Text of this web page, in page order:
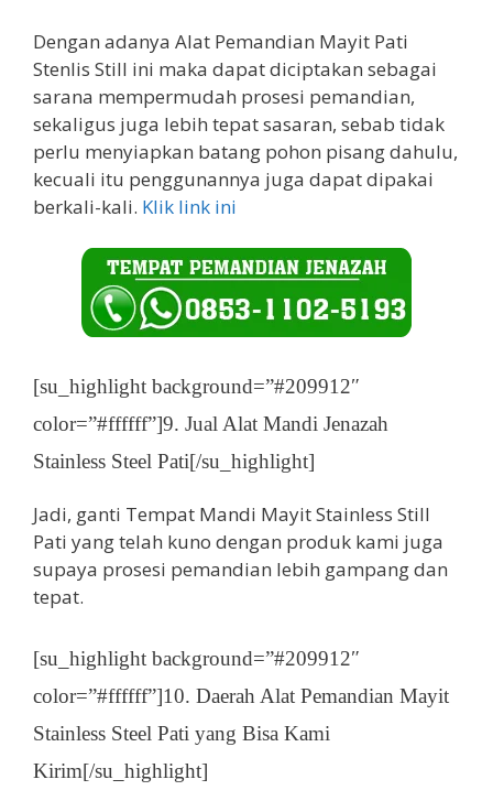
Dengan adanya Alat Pemandian Mayit Pati
Stenlis Still ini maka dapat diciptakan sebagai
sarana mempermudah prosesi pemandian,
sekaligus juga lebih tepat sasaran, sebab tidak
perlu menyiapkan batang pohon pisang dahulu,
kecuali itu penggunannya juga dapat dipakai
berkali-kali. Klik link ini
[su_highlight background=”#209912″
color=”#ffffff”]9. Jual Alat Mandi Jenazah
Stainless Steel Pati[/su_highlight]
Jadi, ganti Tempat Mandi Mayit Stainless Still
Pati yang telah kuno dengan produk kami juga
supaya prosesi pemandian lebih gampang dan
tepat.
[su_highlight background=”#209912″
color=”#ffffff”]10. Daerah Alat Pemandian Mayit
Stainless Steel Pati yang Bisa Kami
Kirim[/su_highlight]